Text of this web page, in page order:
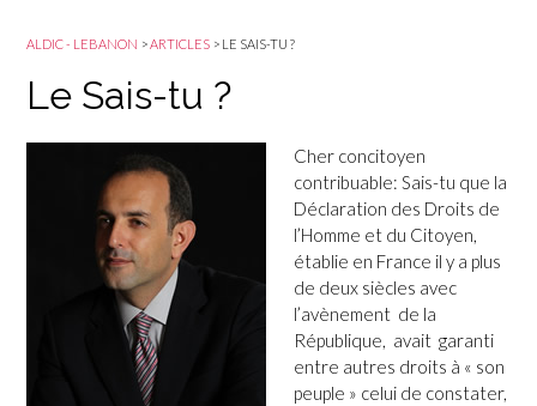
ALDIC - LEBANON >ARTICLES > LE SAIS-TU ?
Le Sais-tu ?
Cher concitoyen
contribuable: Sais-tu que la
Déclaration des Droits de
l’Homme et du Citoyen,
établie en France il y a plus
de deux siècles avec
l’avènement de la
République, avait garanti
entre autres droits à « son
peuple » celui de constater,